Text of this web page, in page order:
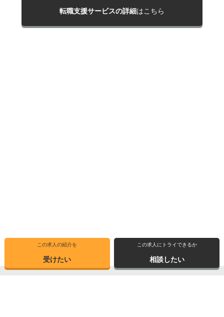
この求人の紹介を
受けたい
この求人にトライできるか
相談したい
転職支援サービスの詳細はこちら